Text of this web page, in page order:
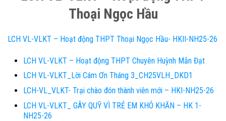
Thoại Ngọc Hầu
LCH VL-VLKT – Hoạt động THPT Thoại Ngọc Hầu- HKII-NH25-26
LCH VL-VLKT – Hoạt động THPT Chuyên Huỳnh Mẫn Đạt
LCH VL-VLKT_Lời Cám Ơn Tháng 3_CH25VLH_DKD1
LCH-VL_VLKT- Trại chào đón thành viên mới – HKI-NH25-26
LCH VL-VLKT_ GÂY QUỸ VÌ TRẺ EM KHÓ KHĂN – HK 1-
NH25-26